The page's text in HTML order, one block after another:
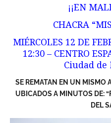
¡¡EN
CHACRA
MIÉRCOLES 12 DE
12:30 – CENTRO
Ciudad de
SE REMATAN EN UN MISMO
UBICADOS A MINUTOS DE:
DEL